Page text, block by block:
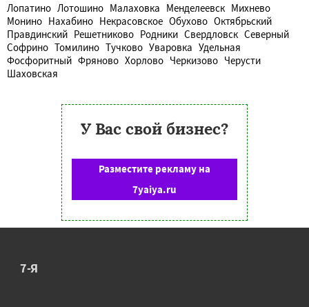
Лопатино Лотошино Малаховка Менделеевск Михнево
Монино Нахабино Некрасовское Обухово Октябрьский
Правдинский Решетниково Родники Свердловск Северный
Софрино Томилино Тучково Уваровка Удельная
Фосфоритный Фряново Хорлово Черкизово Черусти
Шаховская
У Вас свой бизнес?
Разместите рекламу на
7yaiya.ru
7-Я